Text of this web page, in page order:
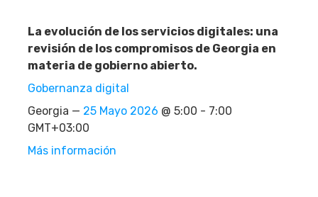
La evolución de los servicios digitales: una
revisión de los compromisos de Georgia en
materia de gobierno abierto.
Gobernanza digital
Georgia — 25 Mayo 2026 @ 5:00 - 7:00
GMT+03:00
Más información